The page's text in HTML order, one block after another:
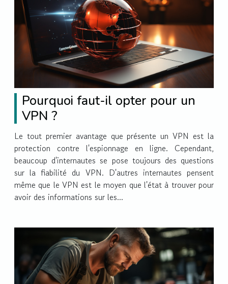
Pourquoi faut-il opter pour un
VPN ?
Le tout premier avantage que présente un VPN est la
protection contre l'espionnage en ligne. Cependant,
beaucoup d'internautes se pose toujours des questions
sur la fiabilité du VPN. D'autres internautes pensent
même que le VPN est le moyen que l'état à trouver pour
avoir des informations sur les...